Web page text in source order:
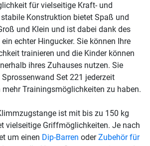
für vielseitige Kraft- und
Konstruktion bietet Spaß und
und Klein und ist dabei dank des
echter Hingucker. Sie können Ihre
trainieren und die Kinder können
ihres Zuhauses nutzen. Sie
Sprossenwand Set 221 jederzeit
mehr Trainingsmöglichkeiten zu haben.
ist mit bis zu 150 kg
vielseitige Griffmöglichkeiten. Je nach
um einen Dip-Barren oderZubehör für